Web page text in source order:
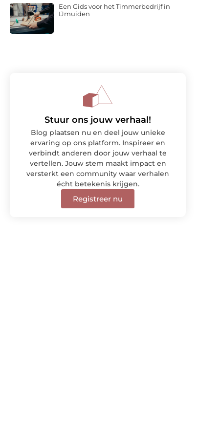
Een Gids voor het Timmerbedrijf in
IJmuiden
Stuur ons jouw verhaal!
Blog plaatsen nu en deel jouw unieke
ervaring op ons platform. Inspireer en
verbindt anderen door jouw verhaal te
vertellen. Jouw stem maakt impact en
versterkt een community waar verhalen
écht betekenis krijgen.
Registreer nu